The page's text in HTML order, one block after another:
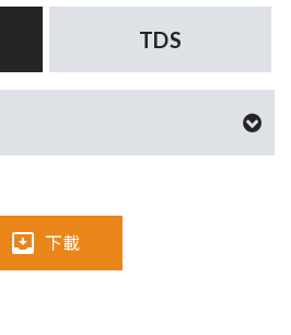
TDS
下載